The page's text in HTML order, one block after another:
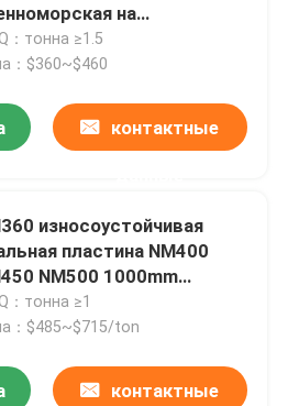
на
2500mm
：тонна ≥1.5
：$360~$460
контактные
износоустойчивая
пластина NM400
NM500 1000mm
：тонна ≥1
：$485~$715/ton
контактные